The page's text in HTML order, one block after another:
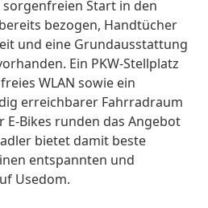
Start in den
bezogen, Handtücher
und eine Grundausstattung
Ein PKW-Stellplatz
WLAN sowie ein
erreichbarer Fahrradraum
Bikes runden das Angebot
bietet damit beste
entspannten und
Usedom.